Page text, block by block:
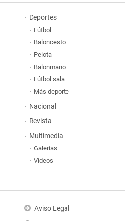
Deportes
Fútbol
Baloncesto
Pelota
Balonmano
Fútbol sala
Más deporte
Nacional
Revista
Multimedia
Galerías
Vídeos
Aviso Legal